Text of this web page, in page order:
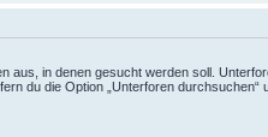
aus, in denen gesucht werden soll.
du die Option „Unterforen durchsuchen“